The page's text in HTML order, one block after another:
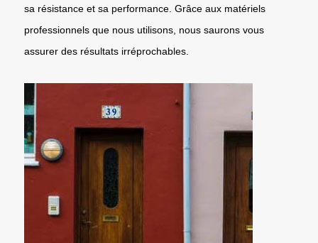
sa résistance et sa performance. Grâce aux matériels
professionnels que nous utilisons, nous saurons vous
assurer des résultats irréprochables.